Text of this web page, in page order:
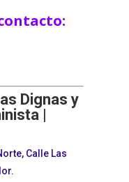
Dignas y
|
Calle Las